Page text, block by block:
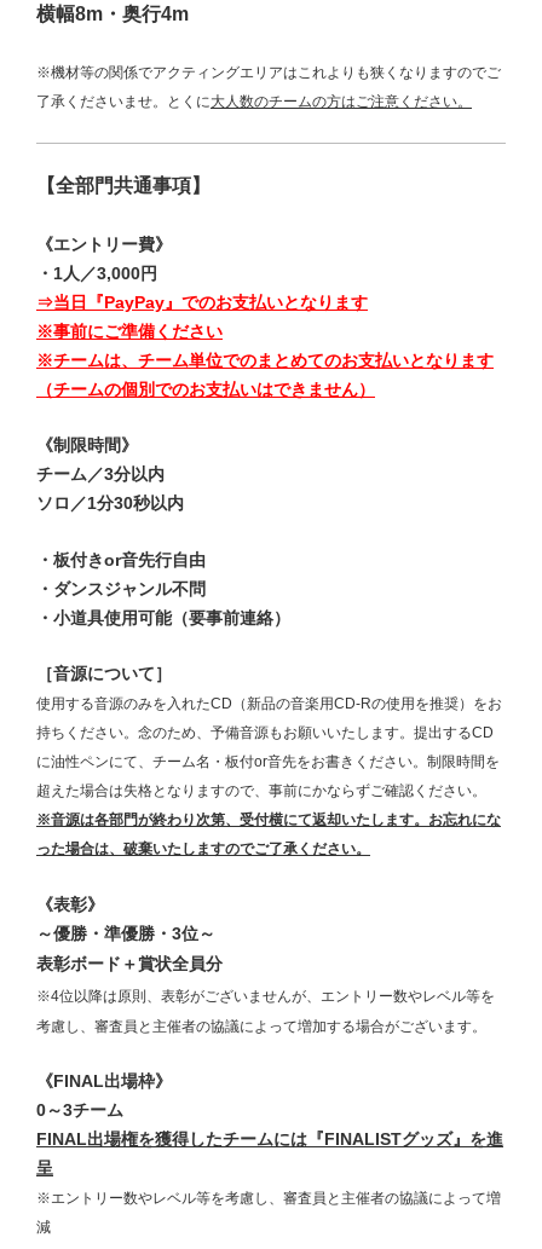
横幅8m・奥行4m
※機材等の関係でアクティングエリアはこれよりも狭くなりますのでご
了承くださいませ。とくに大人数のチームの方はご注意ください。
【全部門共通事項】
《エントリー費》
・1人／3,000円
⇒当日『PayPay』でのお支払いとなります
※事前にご準備ください
※チームは、チーム単位でのまとめてのお支払いとなります
（チームの個別でのお支払いはできません）
《制限時間》
チーム／3分以内
ソロ／1分30秒以内
・板付きor音先行自由
・ダンスジャンル不問
・小道具使用可能（要事前連絡）
［音源について］
使用する音源のみを入れたCD（新品の音楽用CD-Rの使用を推奨）をお
持ちください。念のため、予備音源もお願いいたします。提出するCD
に油性ペンにて、チーム名・板付or音先をお書きください。制限時間を
超えた場合は失格となりますので、事前にかならずご確認ください。
※音源は各部門が終わり次第、受付横にて返却いたします。お忘れにな
った場合は、破棄いたしますのでご了承ください。
《表彰》
～優勝・準優勝・3位～
表彰ボード＋賞状全員分
※4位以降は原則、表彰がございませんが、 エントリー数やレベル等を
考慮し、審査員と主催者の協議によって増加する場合がございます。
《FINAL出場枠》
0～3チーム
FINAL出場権を獲得したチームには『FINALISTグッズ』を進
呈
※エントリー数やレベル等を考慮し、審査員と主催者の協議によって増
減